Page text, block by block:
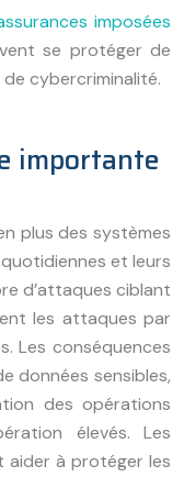
imposées
se protéger de
cybercriminalité.
importante
plus des systèmes
et leurs
d’attaques ciblant
les attaques par
Les conséquences
données sensibles,
des opérations
élevés. Les
aider à protéger les